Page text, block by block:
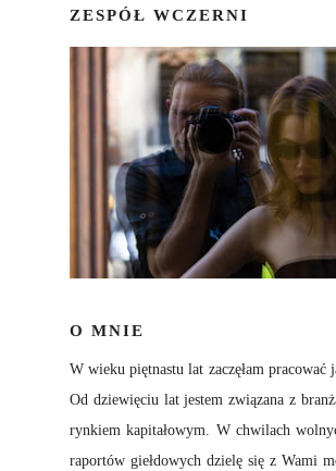
ZESPÓŁ WCZERNI
O MNIE
W wieku piętnastu lat zaczęłam pracować
Od dziewięciu lat jestem związana z
rynkiem kapitałowym. W chwilach
raportów giełdowych dzielę się z Wami